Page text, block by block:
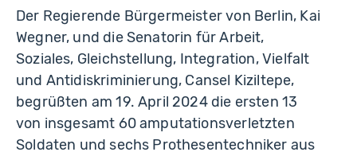
Der Regierende Bürgermeister von Berlin, Kai
Wegner, und die Senatorin für Arbeit,
Soziales, Gleichstellung, Integration, Vielfalt
und Antidiskriminierung, Cansel Kiziltepe,
begrüßten am 19. April 2024 die ersten 13
von insgesamt 60 amputationsverletzten
Soldaten und sechs Prothesentechniker aus